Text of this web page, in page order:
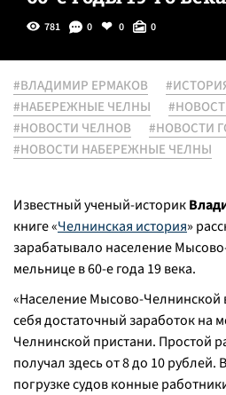
781 0 0 0
#ВЛАДИМИР ЕРМАКОВ
#НАБЕРЕЖНЫЕ ЧЕЛНЫ
#НОВОСТИ ЧЕЛНОВ
#НОВОСТИ
#НОВОСТИ НАБЕРЕЖНЫЕ ЧЕЛНЫ
Известный ученый-историк
книге «Челнинская история»
зарабатывало население
мельнице в 60-е года 19 века.
«Население Мысово-Челнинской
себя достаточный заработок на
Челнинской пристани. Простой
получал здесь от 8 до 10
погрузке судов конные